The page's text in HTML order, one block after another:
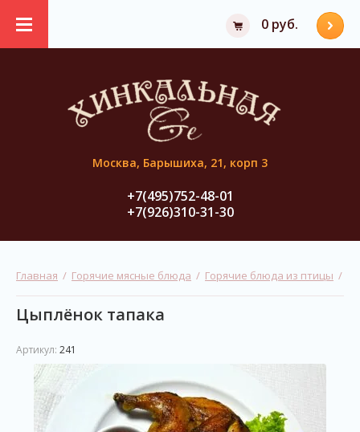
0 руб.
Москва, Барышиха, 21, корп 3
+7(495)752-48-01
+7(926)310-31-30
Главная
  /
Горячие мясные блюда
  /
Горячие блюда из птицы
/
Цыплёнок тапака
Артикул: 241